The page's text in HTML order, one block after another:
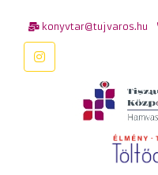
konyvtar@tujvaros.hu